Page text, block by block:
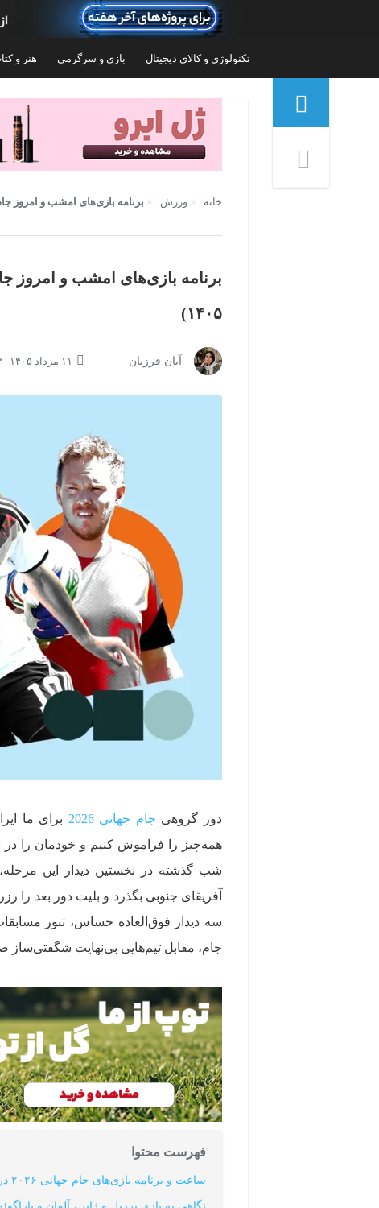
تکنولوژی و کالای دیجیتال بازی و سرگرمی هنر و
منوی ناوبری خرده نان
خانه ورزش برنامه بازی‌های امشب و امروز جام جهانی ۲۰۲۶
۱۴۰۵)
آبان فرزیان ۱۱ مرداد ۱۴۰۵ | ۱۳:۱۳
دور گروهی جام جهانی 2026
برای ما
همه‌چیز را فراموش کنیم و خودمان را در
شب گذشته در نخستین دیدار این مرحله،
آفریقای جنوبی بگذرد و بلیت دور بعد را
سه دیدار فوق‌العاده حساس، تنور
جام، مقابل تیم‌هایی بی‌نهایت شگفتی‌ساز
فهرست محتوا
ساعت و برنامه بازی‌های جام جهانی ۲۰۲۶ در مرحله حذفی
نگاهی به بازی برزیل و ژاپن، آلمان و
ست 5 تکه لباس ورزشی پسرانه مدل تیم ملی